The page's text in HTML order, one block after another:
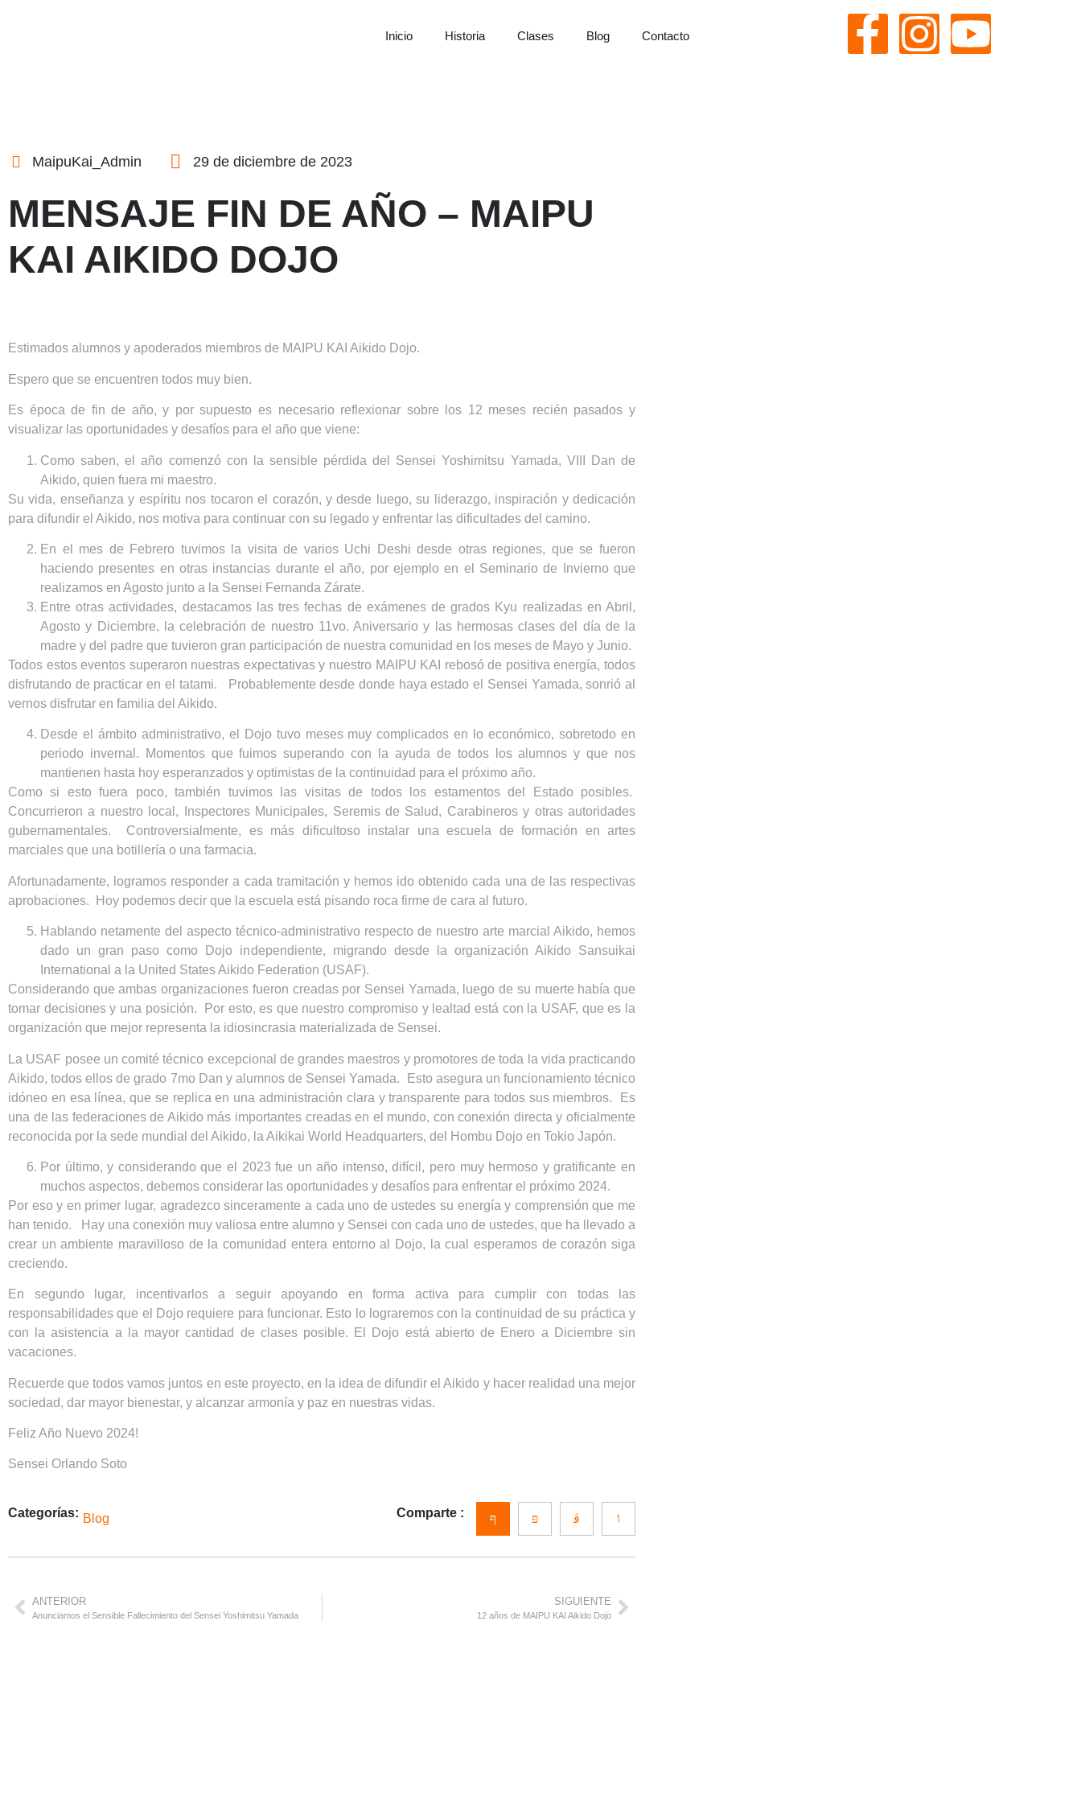
Inicio Historia Clases Blog Contacto
MaipuKai_Admin 29 de diciembre de 2023
MENSAJE FIN DE AÑO – MAIPU
KAI AIKIDO DOJO
Estimados alumnos y apoderados miembros de MAIPU KAI Aikido Dojo.
Espero que se encuentren todos muy bien.
Es época de fin de año, y por supuesto es necesario reflexionar sobre los 12 meses recién pasados y
visualizar las oportunidades y desafíos para el año que viene:
Como saben, el año comenzó con la sensible pérdida del Sensei Yoshimitsu Yamada, VIII Dan de
Aikido, quien fuera mi maestro.
Su vida, enseñanza y espíritu nos tocaron el corazón, y desde luego, su liderazgo, inspiración y dedicación
para difundir el Aikido, nos motiva para continuar con su legado y enfrentar las dificultades del camino.
En el mes de Febrero tuvimos la visita de varios Uchi Deshi desde otras regiones, que se fueron
haciendo presentes en otras instancias durante el año, por ejemplo en el Seminario de Invierno que
realizamos en Agosto junto a la Sensei Fernanda Zárate.
Entre otras actividades, destacamos las tres fechas de exámenes de grados Kyu realizadas en Abril,
Agosto y Diciembre, la celebración de nuestro 11vo. Aniversario y las hermosas clases del día de la
madre y del padre que tuvieron gran participación de nuestra comunidad en los meses de Mayo y Junio.
Todos estos eventos superaron nuestras expectativas y nuestro MAIPU KAI rebosó de positiva energía, todos
disfrutando de practicar en el tatami. Probablemente desde donde haya estado el Sensei Yamada, sonrió al
vernos disfrutar en familia del Aikido.
Desde el ámbito administrativo, el Dojo tuvo meses muy complicados en lo económico, sobretodo en
periodo invernal. Momentos que fuimos superando con la ayuda de todos los alumnos y que nos
mantienen hasta hoy esperanzados y optimistas de la continuidad para el próximo año.
Como si esto fuera poco, también tuvimos las visitas de todos los estamentos del Estado posibles.
Concurrieron a nuestro local, Inspectores Municipales, Seremis de Salud, Carabineros y otras autoridades
gubernamentales. Controversialmente, es más dificultoso instalar una escuela de formación en artes
marciales que una botillería o una farmacia.
Afortunadamente, logramos responder a cada tramitación y hemos ido obtenido cada una de las respectivas
aprobaciones. Hoy podemos decir que la escuela está pisando roca firme de cara al futuro.
Hablando netamente del aspecto técnico-administrativo respecto de nuestro arte marcial Aikido, hemos
dado un gran paso como Dojo independiente, migrando desde la organización Aikido Sansuikai
International a la United States Aikido Federation (USAF).
Considerando que ambas organizaciones fueron creadas por Sensei Yamada, luego de su muerte había que
tomar decisiones y una posición. Por esto, es que nuestro compromiso y lealtad está con la USAF, que es la
organización que mejor representa la idiosincrasia materializada de Sensei.
La USAF posee un comité técnico excepcional de grandes maestros y promotores de toda la vida practicando
Aikido, todos ellos de grado 7mo Dan y alumnos de Sensei Yamada. Esto asegura un funcionamiento técnico
idóneo en esa línea, que se replica en una administración clara y transparente para todos sus miembros. Es
una de las federaciones de Aikido más importantes creadas en el mundo, con conexión directa y oficialmente
reconocida por la sede mundial del Aikido, la Aikikai World Headquarters, del Hombu Dojo en Tokio Japón.
Por último, y considerando que el 2023 fue un año intenso, difícil, pero muy hermoso y gratificante en
muchos aspectos, debemos considerar las oportunidades y desafíos para enfrentar el próximo 2024.
Por eso y en primer lugar, agradezco sinceramente a cada uno de ustedes su energía y comprensión que me
han tenido. Hay una conexión muy valiosa entre alumno y Sensei con cada uno de ustedes, que ha llevado a
crear un ambiente maravilloso de la comunidad entera entorno al Dojo, la cual esperamos de corazón siga
creciendo.
En segundo lugar, incentivarlos a seguir apoyando en forma activa para cumplir con todas las
responsabilidades que el Dojo requiere para funcionar. Esto lo lograremos con la continuidad de su práctica y
con la asistencia a la mayor cantidad de clases posible. El Dojo está abierto de Enero a Diciembre sin
vacaciones.
Recuerde que todos vamos juntos en este proyecto, en la idea de difundir el Aikido y hacer realidad una mejor
sociedad, dar mayor bienestar, y alcanzar armonía y paz en nuestras vidas.
Feliz Año Nuevo 2024!
Sensei Orlando Soto
Categorías: Blog Comparte :
ANTERIOR
Anunciamos el Sensible Fallecimiento del Sensei Yoshimitsu Yamada
SIGUIENTE
12 años de MAIPU KAI Aikido Dojo